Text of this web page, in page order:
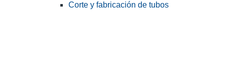
Corte y fabricación de tubos